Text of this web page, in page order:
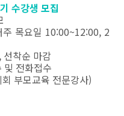
수강생 모집
목요일 10:00~12:00, 2
착순 마감
및 전화접수
부모교육 전문강사)